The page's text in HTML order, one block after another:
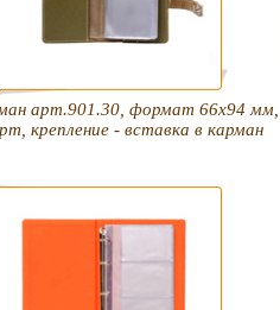
арт.901.30, формат 66х94 мм,
крепление - вставка в карман